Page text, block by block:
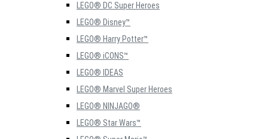
LEGO® DC Super Heroes
LEGO® Disney™
LEGO® Harry Potter™
LEGO® iCONS™
LEGO® IDEAS
LEGO® Marvel Super Heroes
LEGO® NINJAGO®
LEGO® Star Wars™